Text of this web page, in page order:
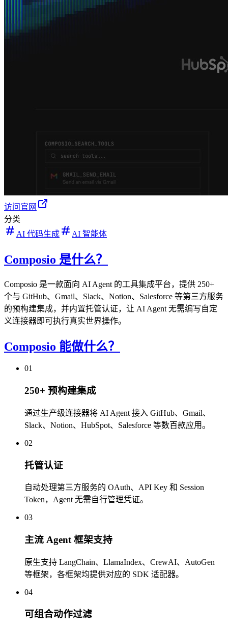
访问官网
分类
AI 代码生成
AI 智能体
Composio 是什么？
Composio 是一款面向 AI Agent 的工具集成平台，提供 250+
个与 GitHub、Gmail、Slack、Notion、Salesforce 等第三方服务
的预构建集成，并内置托管认证，让 AI Agent 无需编写自定
义连接器即可执行真实世界操作。
Composio 能做什么？
01
250+ 预构建集成
通过生产级连接器将 AI Agent 接入 GitHub、Gmail、
Slack、Notion、HubSpot、Salesforce 等数百款应用。
02
托管认证
自动处理第三方服务的 OAuth、API Key 和 Session
Token，Agent 无需自行管理凭证。
03
主流 Agent 框架支持
原生支持 LangChain、LlamaIndex、CrewAI、AutoGen
等框架，各框架均提供对应的 SDK 适配器。
04
可组合动作过滤